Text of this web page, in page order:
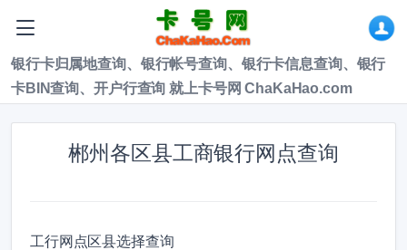
银行卡归属地查询、银行帐号查询、银行卡信息查询、银行
卡BIN查询、开户行查询 就上卡号网 ChaKaHao.com
郴州各区县工商银行网点查询
工行网点区县选择查询